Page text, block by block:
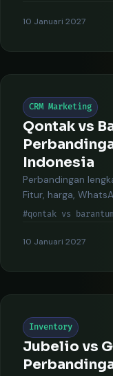
10 Januari 2027
CRM Marketing
Qontak vs
Indonesia
Perbandingan
Fitur, harga,
#qontak vs
10 Januari 2027
Inventory
Jubelio vs